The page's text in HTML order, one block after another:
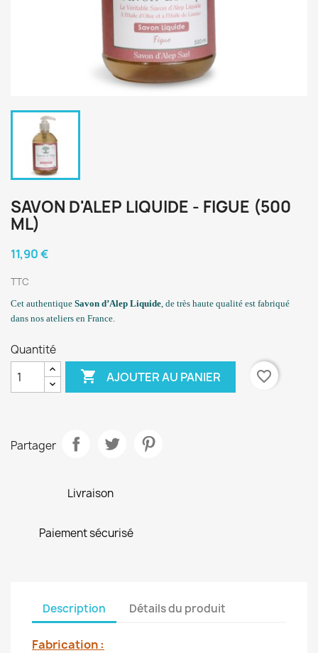
SAVON D'ALEP LIQUIDE - FIGUE (500
ML)
11,90 €
TTC
Cet authentique Savon d’Alep Liquide, de très haute qualité est fabriqué
dans nos ateliers en France.
Quantité
 AJOUTER AU PANIER favorite_border
Partager
Livraison
Paiement sécurisé
Description Détails du produit
Fabrication :